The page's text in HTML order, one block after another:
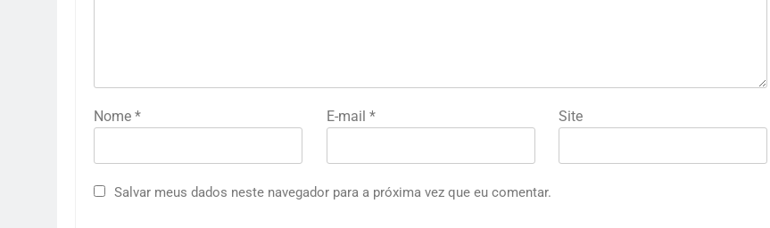
Nome * E-mail * Site
Salvar meus dados neste navegador para a próxima vez que eu comentar.